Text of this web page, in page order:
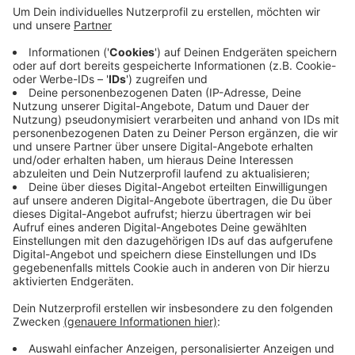
Pro Projekt ist eine Finanzhilfe von bis zu 1.000 Euro
möglich, heißt es von der Stadt Krefeld. Bei ihr können
für das Förderprogramm "Partner der Integration" bis
zu vier Projektideen vorgeschlagen werden. In diesem
Jahr liegt der Förderschwerpunkt auf Projekten, die
sich um die Selbstbestimmung von Frauen und
Mädchen drehen. Die Anträge können noch bis zum 21.
Juli bei der Stadt eingereicht werden.
Anzeige
Anzeige